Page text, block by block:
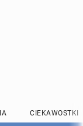
CIEKAWOSTKI